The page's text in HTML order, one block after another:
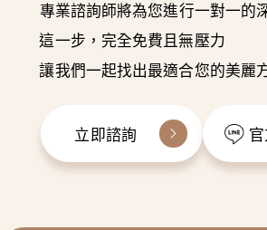
專業諮詢師將為您進行一對一的
這一步，完全免費且無壓力
讓我們一起找出最適合您的美麗
立即諮詢